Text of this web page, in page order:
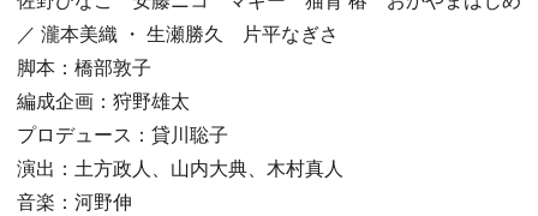
／ 瀧本美織 ・ 生瀬勝久 片平なぎさ
脚本：橋部敦子
編成企画：狩野雄太
プロデュース：貸川聡子
演出：土方政人、山内大典、木村真人
音楽：河野伸